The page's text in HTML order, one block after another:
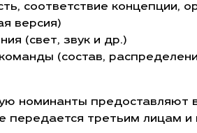
соответствие концепции,
версия)
(свет, звук и др.)
(состав,
номинанты предоставляют в
передается третьим лицам и